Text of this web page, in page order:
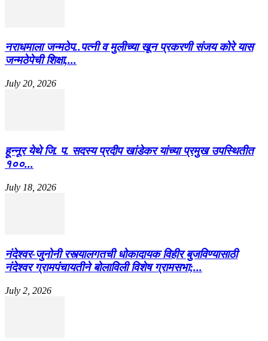
नराधमाला जन्मठेप..पत्नी व मुलीच्या खून प्रकरणी संजय कोरे यास
जन्मठेपेची शिक्षा,...
July 20, 2026
हून्नूर येथे जि. प. सदस्य प्रदीप खांडेकर यांच्या प्रमुख उपस्थितीत
१००...
July 18, 2026
नंदेश्वर-जुनोनी रस्त्यालगतची धोकादायक विहीर बुजविण्यासाठी
नंदेश्वर ग्रामपंचायतीने बोलाविली विशेष ग्रामसभा;...
July 2, 2026